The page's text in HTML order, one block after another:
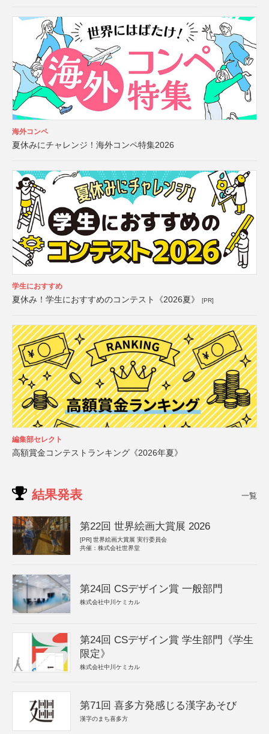
海外コンペ
夏休みにチャレンジ！海外コンペ特集2026
学生におすすめ
夏休み！学生におすすめのコンテスト《2026夏》 [PR]
編集部セレクト
高額賞金コンテストランキング《2026年夏》
結果発表 一覧
第22回 世界絵画大賞展 2026
[PR] 世界絵画大賞展 実行委員会
共催：株式会社世界堂
第24回 CSデザイン賞 一般部門
株式会社中川ケミカル
第24回 CSデザイン賞 学生部門《学生
限定》
株式会社中川ケミカル
第71回 喜多方発感じる漢字あそび
漢字のまち喜多方